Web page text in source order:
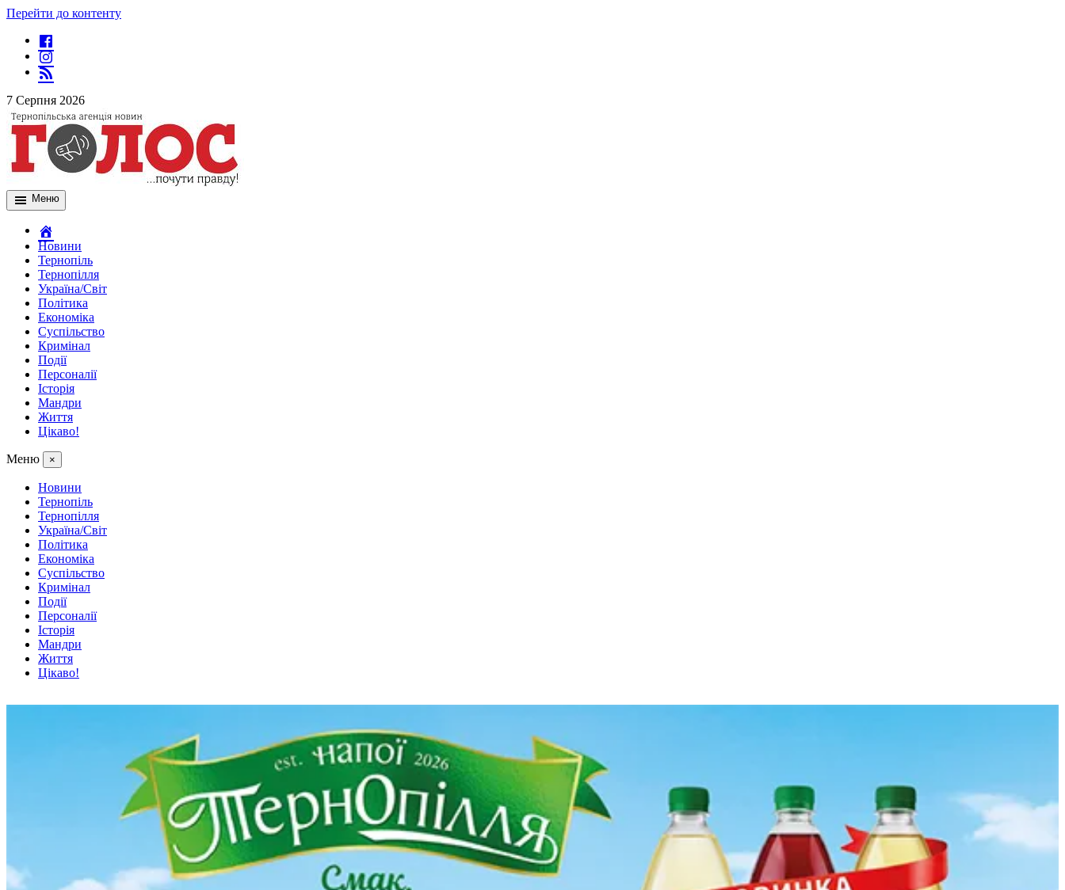
Перейти до контенту
7 Серпня 2026
Меню
Новини
Тернопіль
Тернопілля
Україна/Світ
Політика
Економіка
Суспільство
Кримінал
Події
Персоналії
Історія
Мандри
Життя
Цікаво!
Меню ×
Новини
Тернопіль
Тернопілля
Україна/Світ
Політика
Економіка
Суспільство
Кримінал
Події
Персоналії
Історія
Мандри
Життя
Цікаво!